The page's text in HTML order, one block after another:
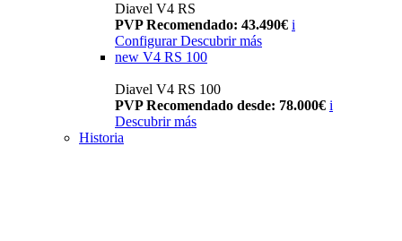
Diavel V4 RS
PVP Recomendado: 43.490€ i
Configurar Descubrir más
new V4 RS 100
Diavel V4 RS 100
PVP Recomendado desde: 78.000€ i
Descubrir más
Historia